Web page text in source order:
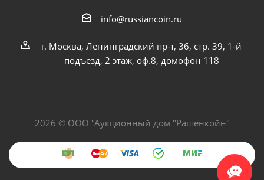
info@russiancoin.ru
г. Москва, Ленинградский пр-т, 36, стр. 39, 1-й
подъезд, 2 этаж, оф.8, домофон 118
2026 © ООО "Аукционный дом "Рашенкойн"